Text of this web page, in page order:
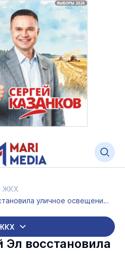
ЖКХ
Бригада Марий Эл восстановила уличное освещение в Куйбышевском округе
восстановила